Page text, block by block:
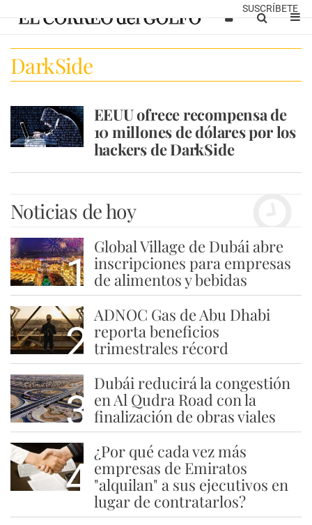
SUSCRÍBETE
DarkSide
EEUU ofrece recompensa de
10 millones de dólares por los
hackers de DarkSide
Noticias de hoy
1
Global Village de Dubái abre
inscripciones para empresas
de alimentos y bebidas
2
ADNOC Gas de Abu Dhabi
reporta beneficios
trimestrales récord
3
Dubái reducirá la congestión
en Al Qudra Road con la
finalización de obras viales
4
¿Por qué cada vez más
empresas de Emiratos
"alquilan" a sus ejecutivos en
lugar de contratarlos?